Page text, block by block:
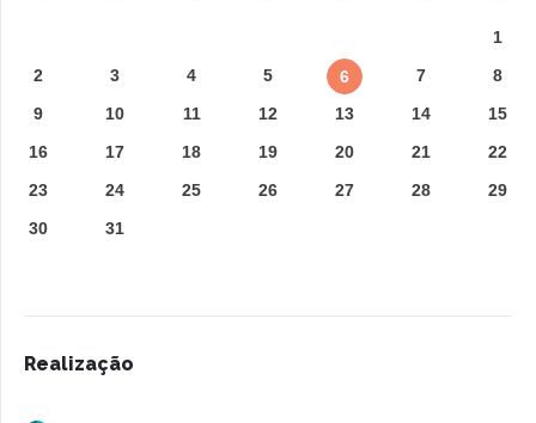
1
2
3 4 5 6 7
8
9
10 11 12 13 14
15
16
17 18 19 20 21
22
23
24 25 26 27 28
29
30
31
Realização